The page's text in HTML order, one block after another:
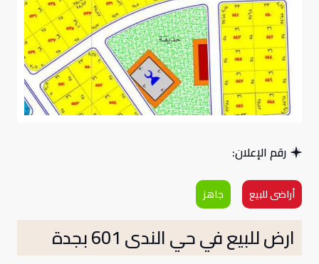
رقم الإعلان:
أراضى للبيع جاهز
ارض للبيع في حي الندى 601 بجدة